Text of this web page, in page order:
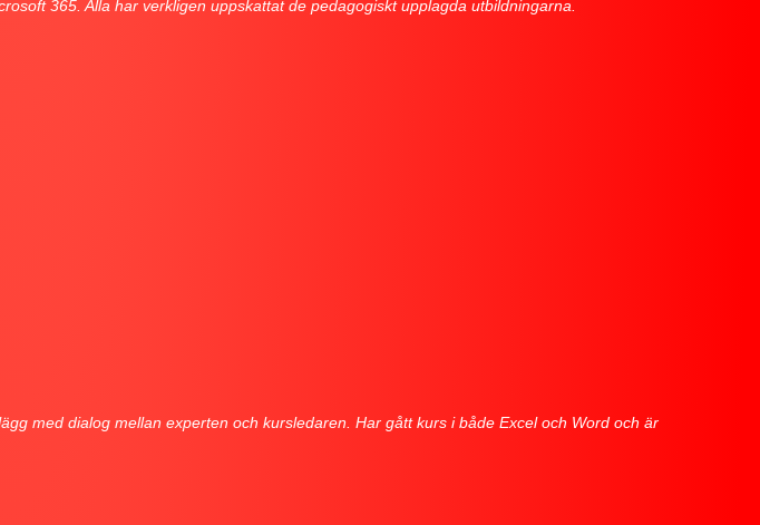
365. Alla har verkligen uppskattat de pedagogiskt upplagda utbildningarna.
med dialog mellan experten och kursledaren. Har gått kurs i både Excel och Word och är